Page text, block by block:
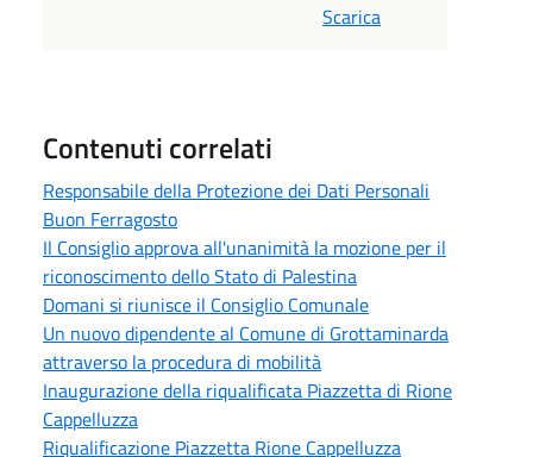
Scarica
Contenuti correlati
Responsabile della Protezione dei Dati Personali
Buon Ferragosto
Il Consiglio approva all'unanimità la mozione per il
riconoscimento dello Stato di Palestina
Domani si riunisce il Consiglio Comunale
Un nuovo dipendente al Comune di Grottaminarda
attraverso la procedura di mobilità
Inaugurazione della riqualificata Piazzetta di Rione
Cappelluzza
Riqualificazione Piazzetta Rione Cappelluzza